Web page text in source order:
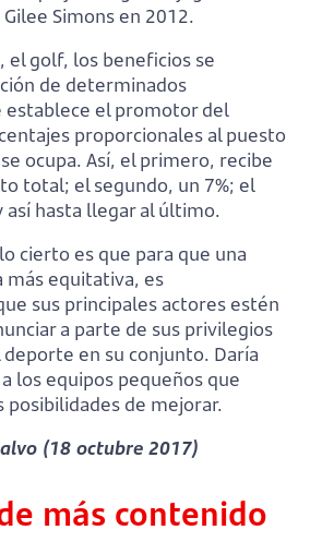
Simons en 2012.
el golf, los beneficios se
de determinados
establece el promotor del
proporcionales al puesto
ocupa. Así, el primero, recibe
total; el segundo, un 7%; el
así hasta llegar al último.
cierto es que para que una
más equitativa, es
sus principales actores estén
a parte de sus privilegios
en su conjunto. Daría
los equipos pequeños que
posibilidades de mejorar.
(18 octubre 2017)
más contenido